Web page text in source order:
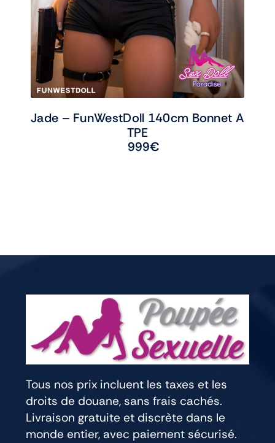
Jade – FunWestDoll 140cm Bonnet A
TPE
999€
Tous nos prix incluent les taxes et les
droits de douane, sans frais cachés.
Livraison gratuite et discrète dans le
monde entier, avec paiement sécurisé.